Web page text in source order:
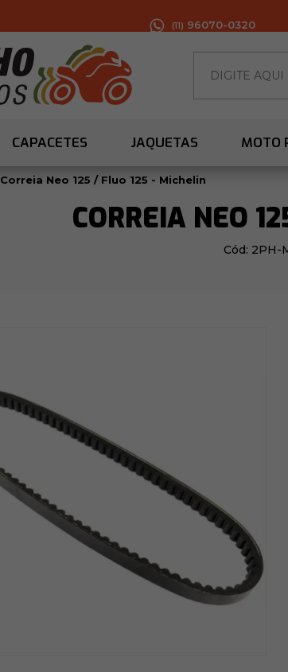
(11) 96070-0320
CAPACETES JAQUETAS MOTO
Correia Neo 125 / Fluo 125 - Michelin
CORREIA NEO
Cód: 2PH-